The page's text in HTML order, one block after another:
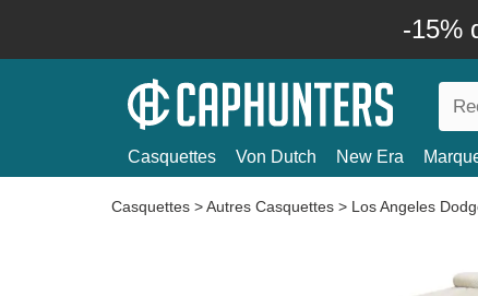
-15%
Casquettes Von Dutch New Era
Casquettes >Autres Casquettes > Los Angeles